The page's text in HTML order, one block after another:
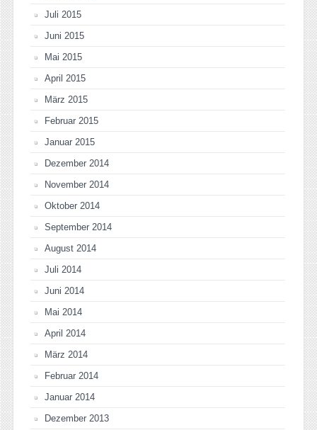
Juli 2015
Juni 2015
Mai 2015
April 2015
März 2015
Februar 2015
Januar 2015
Dezember 2014
November 2014
Oktober 2014
September 2014
August 2014
Juli 2014
Juni 2014
Mai 2014
April 2014
März 2014
Februar 2014
Januar 2014
Dezember 2013